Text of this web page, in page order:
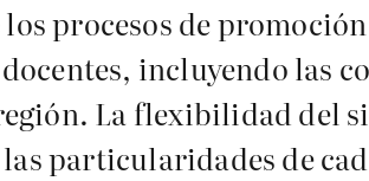
procesos de
incluyendo las
La flexibilidad del
particularidades de